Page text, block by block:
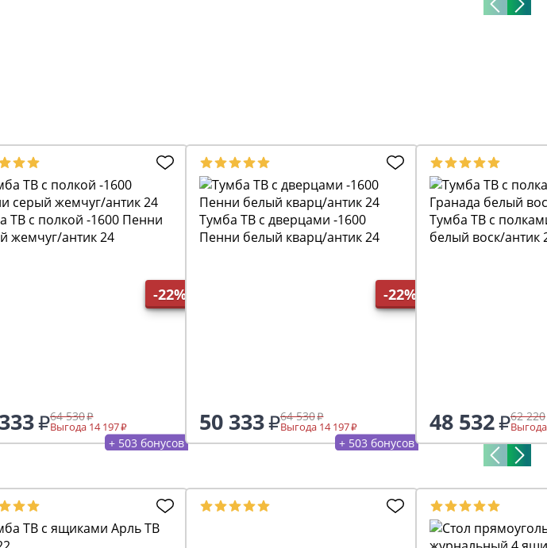
-22%
с полкой -1600 Пенни
жемчуг/антик 24
64 530
Выгода 14 197
+ 503 бонусов
-22%
Тумба ТВ с дверцами -1600
Пенни белый кварц/антик 24
50 333 64 530
Выгода 14 197
+ 503 бонусов
Тумба ТВ с
белый воск/антик
48 532 62 220